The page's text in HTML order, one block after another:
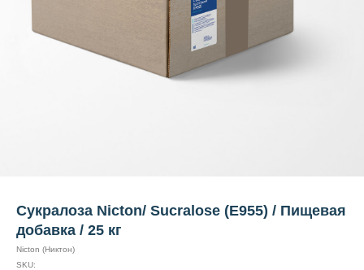
Сукралоза Nicton/ Sucralose (E955) / Пищевая
добавка / 25 кг
Nicton (Никтон)
SKU: